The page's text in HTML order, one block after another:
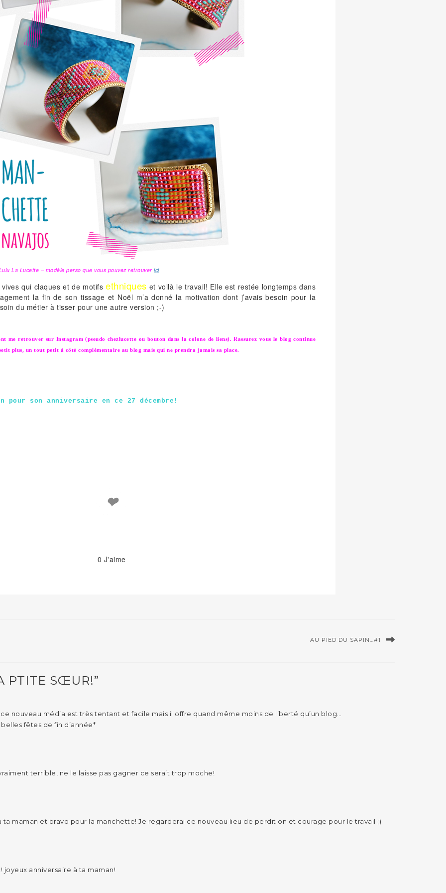
La Lucette – modèle perso que vous pouvez retrouverici
qui claques et de motifsethniques et voilà le travail! Elle est restée longtemps dans
la fin de son tissage et Noël m’a donné la motivation dont j’avais besoin pour la
du métier à tisser pour une autre version ;-)
me retrouver sur Instagram (pseudo chezlucette ou bouton dans la colone de liens). Rassurez vous le blog continue
plus, un tout petit à côté complémentaire au blog mais qui ne prendra jamais sa place.
pour son anniversaire en ce 27 décembre!
❤
0 J'aime
AU PIED DU SAPIN…#1
PTITE SŒUR!”
ce nouveau média est très tentant et facile mais il offre quand même moins de liberté qu’un blog…
fêtes de fin d’année*
terrible, ne le laisse pas gagner ce serait trop moche!
ta maman et bravo pour la manchette! Je regarderai ce nouveau lieu de perdition et courage pour le travail ;)
joyeux anniversaire à ta maman!